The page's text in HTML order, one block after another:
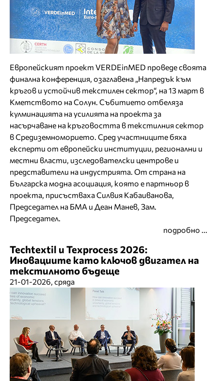
Европейският проект VERDEinMED проведе своята
финална конференция, озаглавена „Напредък към
кръгов и устойчив текстилен сектор“, на 13 март в
Кметството на Солун. Събитието отбеляза
кулминацията на усилията на проекта за
насърчаване на кръговостта в текстилния сектор
в Средиземноморието. Сред участниците бяха
експерти от европейски институции, регионални и
местни власти, изследователски центрове и
представители на индустрията. От страна на
Българска модна асоциация, която е партньор в
проекта, присъстваха Силвия Кабаиванова,
Председател на БМА и Деан Манев, Зам.
Председател.
подробно ...
Techtextil и Texprocess 2026:
Иновациите като ключов двигател на
текстилното бъдеще
21-01-2026, сряда